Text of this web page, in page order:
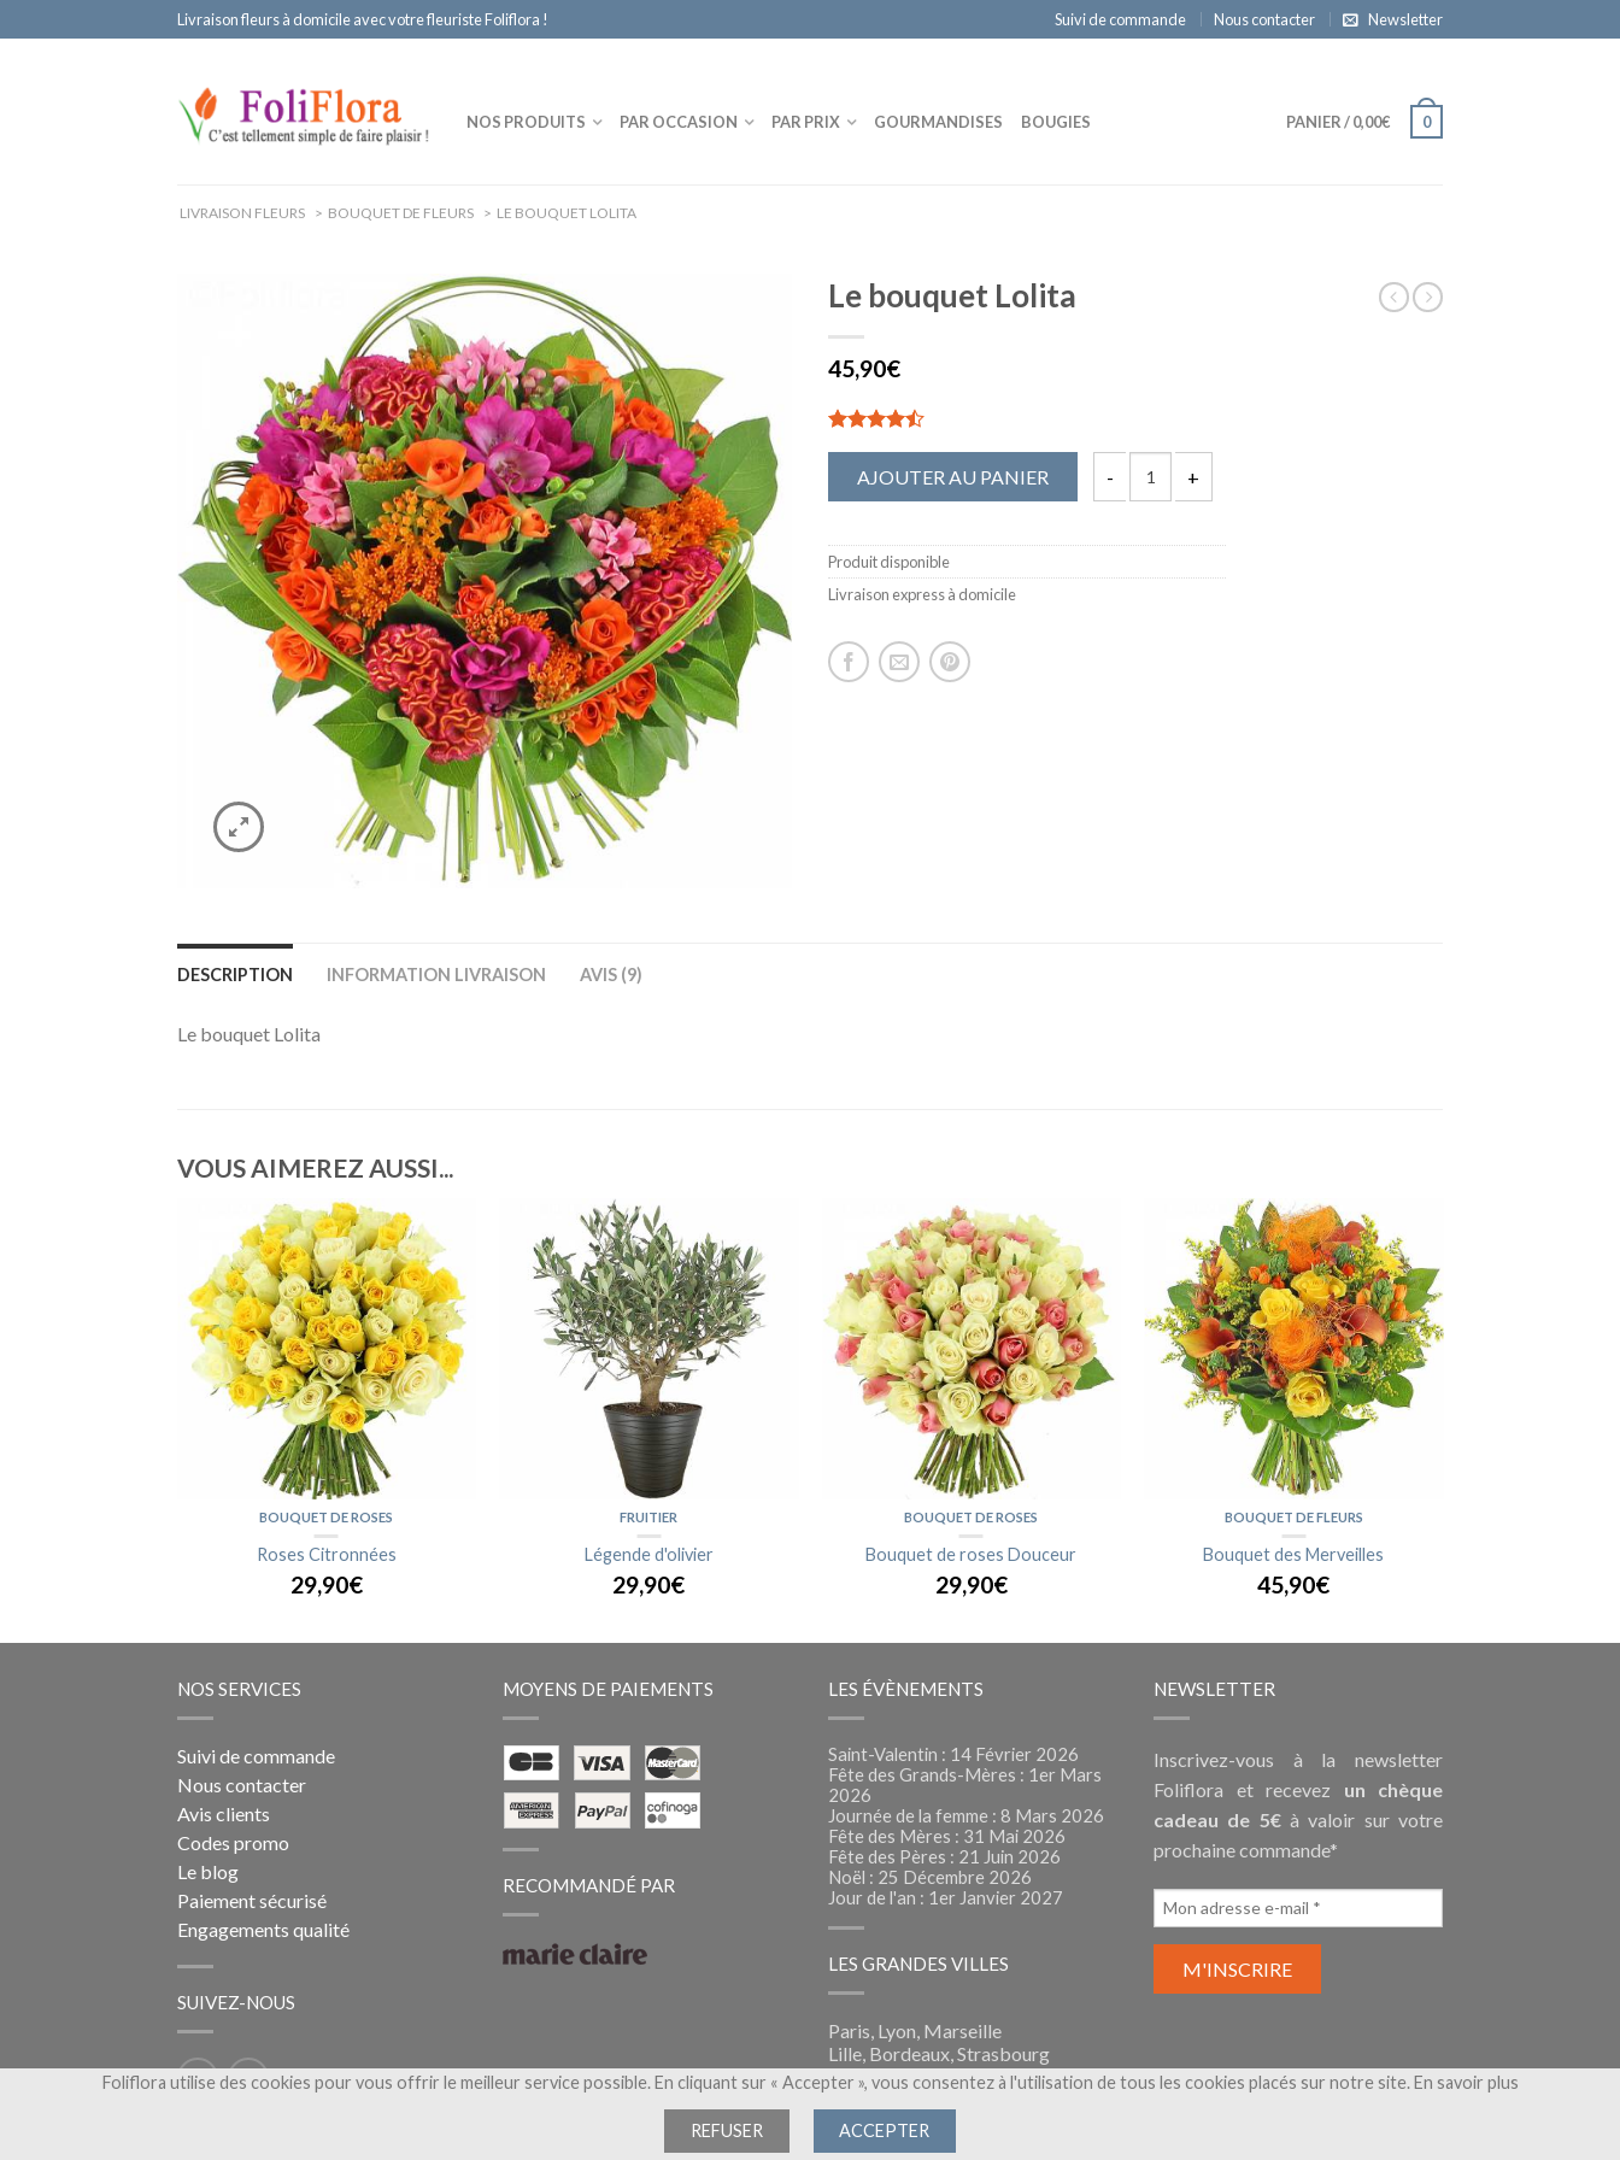
Livraison fleurs à domicile avec votre fleuriste Foliflora ! Suivi de commande Nous contacter Newsletter
NOS PRODUITS PAR OCCASION PAR PRIX GOURMANDISES BOUGIES PANIER/0,00€ 0
LIVRAISON FLEURS > BOUQUET DE FLEURS > LE BOUQUET LOLITA
Le bouquet Lolita
45,90€
AJOUTER AU PANIER
Produit disponible
Livraison express à domicile
DESCRIPTION INFORMATION LIVRAISON AVIS (9)
Le bouquet Lolita
VOUS AIMEREZ AUSSI...
BOUQUET DE ROSES
Roses Citronnées
29,90€
FRUITIER
Légende d'olivier
29,90€
BOUQUET DE ROSES
Bouquet de roses Douceur
29,90€
BOUQUET DE FLEURS
Bouquet des Merveilles
45,90€
NOS SERVICES
Suivi de commande
Nous contacter
Avis clients
Codes promo
Le blog
Paiement sécurisé
Engagements qualité
SUIVEZ-NOUS
MOYENS DE PAIEMENTS
RECOMMANDÉ PAR
LES ÉVÈNEMENTS
Saint-Valentin : 14 Février 2026
Fête des Grands-Mères : 1er Mars
2026
Journée de la femme : 8 Mars 2026
Fête des Mères : 31 Mai 2026
Fête des Pères : 21 Juin 2026
Noël : 25 Décembre 2026
Jour de l'an : 1er Janvier 2027
LES GRANDES VILLES
Paris, Lyon, Marseille
Lille, Bordeaux, Strasbourg
Montpellier, Nantes, Nice
Foliflora, la livraison de fleurs
partout en France
NEWSLETTER
Inscrivez-vous à la newsletter
Foliflora et recevez un chèque
cadeau de 5€à valoir sur votre
prochaine commande*
Foliflora utilise des cookies pour vous offrir le meilleur service possible. En cliquant sur « Accepter », vous consentez à l'utilisation de tous les cookies placés sur notre site.En savoir plus
REFUSER ACCEPTER